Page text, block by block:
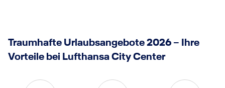
Traumhafte Urlaubsangebote 2026 – Ihre
Vorteile bei Lufthansa City Center